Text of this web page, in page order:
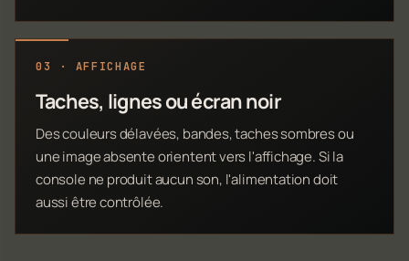
03 · AFFICHAGE
Taches, lignes ou écran noir
Des couleurs délavées, bandes, taches sombres ou
une image absente orientent vers l'affichage. Si la
console ne produit aucun son, l'alimentation doit
aussi être contrôlée.